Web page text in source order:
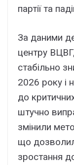
партії та
За даними
центру
стабільно
2026 року і
до
штучно
змінили
що
зростання